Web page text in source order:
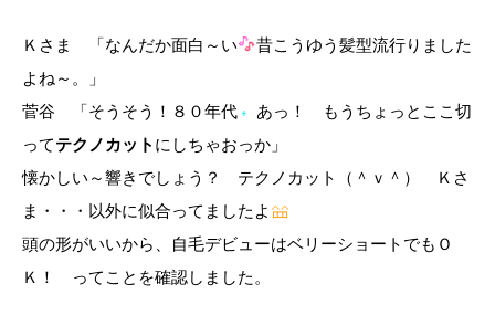
Ｋさま 「なんだか面白～い
昔こうゆう髪型流行りました
よね～。」
菅谷 「そうそう！８０年代
あっ！ もうちょっとここ切
ってテクノカット にしちゃおっか」
懐かしい～響きでしょう？ テクノカット（＾ｖ＾） Ｋさ
ま・・・以外に似合ってましたよ
頭の形がいいから、自毛デビューはベリーショートでもＯ
Ｋ！ ってことを確認しました。